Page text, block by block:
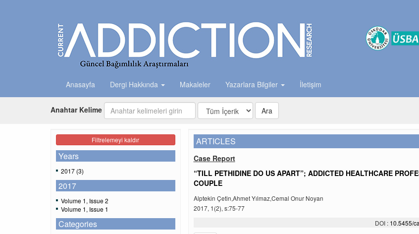
Anasayfa Dergi Hakkında Makaleler Yazarlara Bilgiler İletişim
Anahtar Kelime Ara
Filtrelemeyi kaldır
Years
2017 (3)
2017
Volume 1, Issue 2
Volume 1, Issue 1
Categories
ARTICLES
Case Report
“TILL PETHIDINE DO US APART”; ADDICTED HEALTHCARE
COUPLE
Alptekin Çetin,Ahmet Yılmaz,Cemal Onur Noyan
2017, 1(2), s:75-77
DOI : 10.5455/